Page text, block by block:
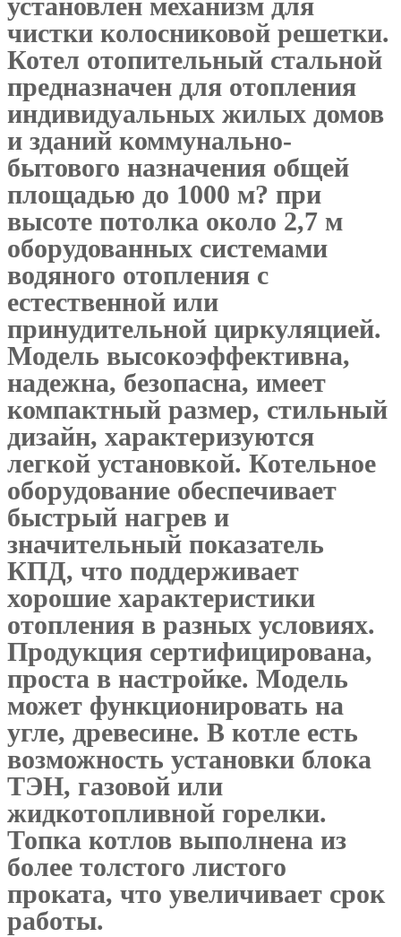
установлен механизм для
чистки колосниковой решетки.
Котел отопительный стальной
предназначен для отопления
индивидуальных жилых домов
и зданий коммунально-
бытового назначения общей
площадью до 1000 м? при
высоте потолка около 2,7 м
оборудованных системами
водяного отопления с
естественной или
принудительной циркуляцией.
Модель высокоэффективна,
надежна, безопасна, имеет
компактный размер, стильный
дизайн, характеризуются
легкой установкой. Котельное
оборудование обеспечивает
быстрый нагрев и
значительный показатель
КПД, что поддерживает
хорошие характеристики
отопления в разных условиях.
Продукция сертифицирована,
проста в настройке. Модель
может функционировать на
угле, древесине. В котле есть
возможность установки блока
ТЭН, газовой или
жидкотопливной горелки.
Топка котлов выполнена из
более толстого листого
проката, что увеличивает срок
работы.